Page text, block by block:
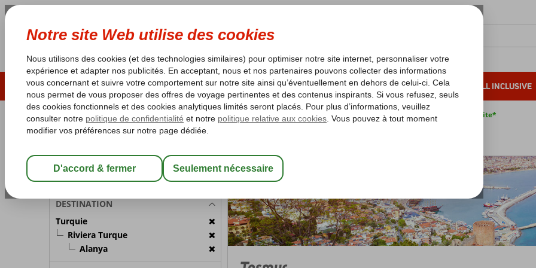
ÉTÉ 2026 LAST MINUTES SOLEIL D'HIVER VACANCES AU SOLEIL ALL INCLUSIVE
Les garanties de vacances Garantie du prix le plus bas* Pas de surcharge carburant Annulation gratuite*
Chambre 1: 2 Personnes
Modifier les participants
DESTINATION
Turquie
Riviera Turque
Alanya